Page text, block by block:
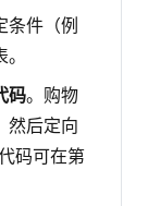
条件（例
码。购物
然后定向
码可在第